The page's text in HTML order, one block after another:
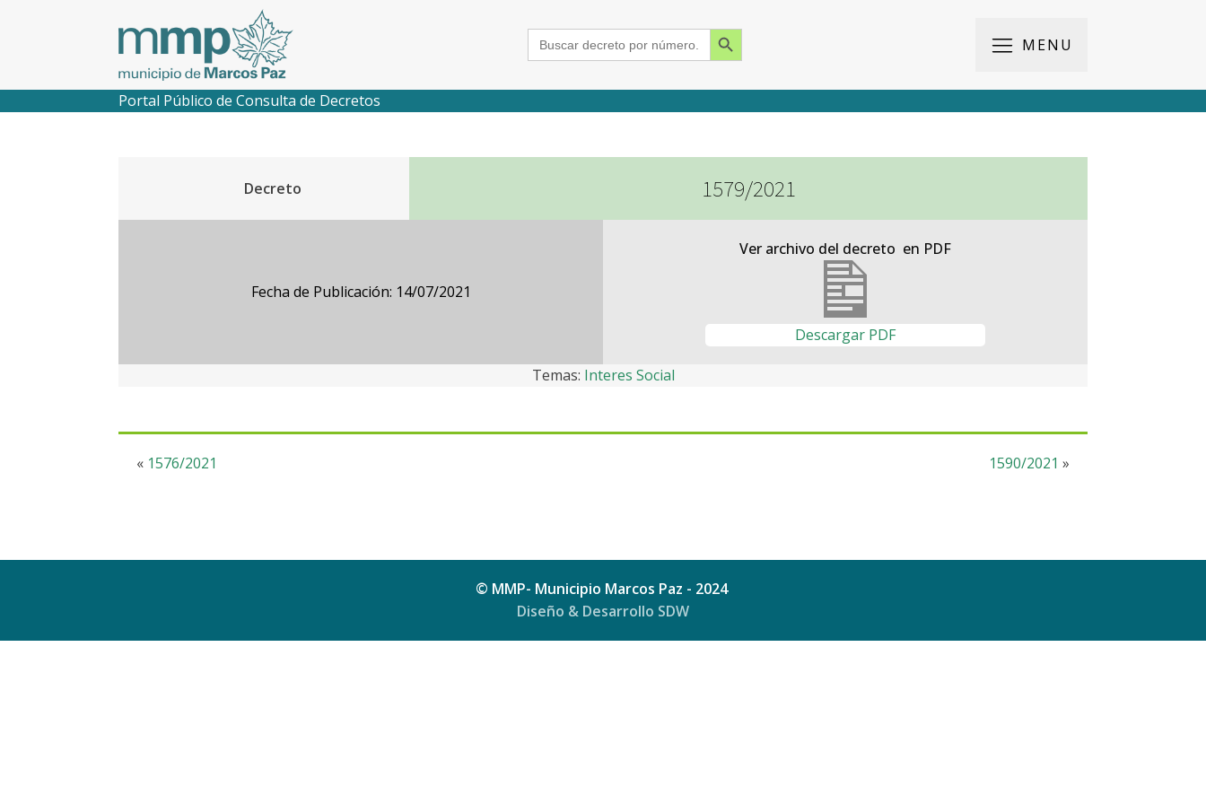
Search
for:
Search Button
MENU
2018
2017
2016
2015
Portal Público de Consulta de Decretos
Decreto 1579/2021
Fecha de Publicación: 14/07/2021
Ver archivo del decreto en PDF
Descargar PDF
Temas: Interes Social
« 1576/2021 1590/2021 »
© MMP- Municipio Marcos Paz - 2024
Diseño & Desarrollo SDW